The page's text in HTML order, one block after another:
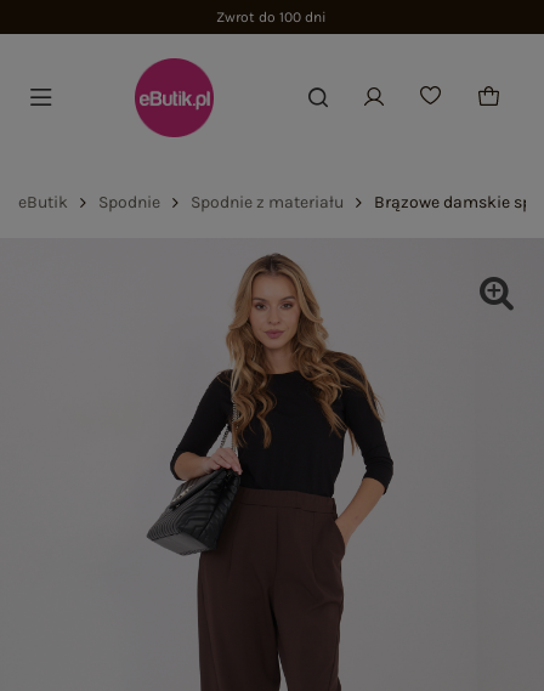
Zwrot do 100 dni
eButik Spodnie Spodnie z materiału Brązowe damskie